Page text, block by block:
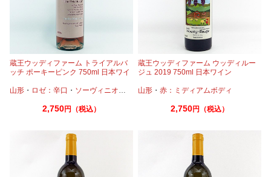
蔵王ウッディファーム トライアルバ
ッチ ポーキーピンク 750ml 日本ワイ
山形 ・ ロゼ：辛口 ・ ソーヴィニオンブラン ・ メルロー
2,750円（税込）
蔵王ウッディファーム ウッディルー
ジュ 2019 750ml 日本ワイン
山形 ・赤：ミディアムボディ
2,750円（税込）